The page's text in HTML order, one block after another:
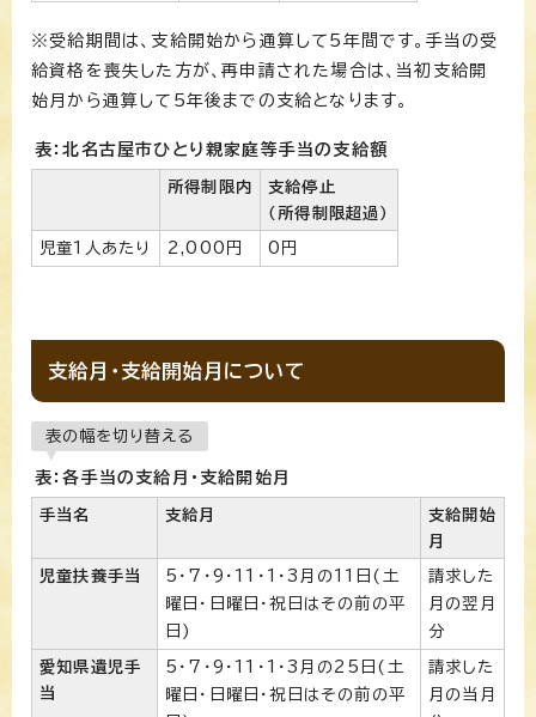
※受給期間は、支給開始から通算して5年間です。手当の受
給資格を喪失した方が、再申請された場合は、当初支給開
始月から通算して5年後までの支給となります。
表：北名古屋市ひとり親家庭等手当の支給額
所得制限内
支給停止
（所得制限超過）
児童1人あたり 2,000円 0円
支給月・支給開始月について
表の幅を切り替える
表：各手当の支給月・支給開始月
手当名 支給月
支給開始
月
児童扶養手当
5・7・9・11・1・3月の11日(土
曜日・日曜日・祝日はその前の平
日)
請求した
月の翌月
分
愛知県遺児手
当
5・7・9・11・1・3月の25日(土
曜日・日曜日・祝日はその前の平
請求した
月の当月